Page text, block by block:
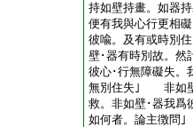
持如壁持畫。如器
便有我與心行更相
彼喩。及有或時別
壁･器有時別故。然
彼心･行無障礙失。
無別住失｣ 非如壁
救。非如壁･器我
如何者。論主徴